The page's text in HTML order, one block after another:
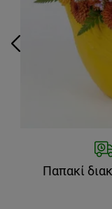
Παπακί